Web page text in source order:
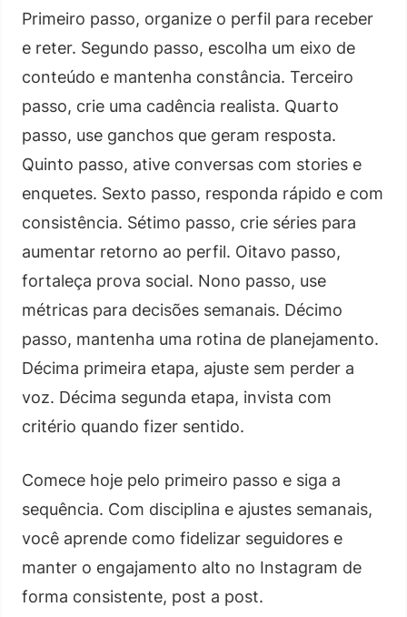
Primeiro passo, organize o perfil para receber
e reter. Segundo passo, escolha um eixo de
conteúdo e mantenha constância. Terceiro
passo, crie uma cadência realista. Quarto
passo, use ganchos que geram resposta.
Quinto passo, ative conversas com stories e
enquetes. Sexto passo, responda rápido e com
consistência. Sétimo passo, crie séries para
aumentar retorno ao perfil. Oitavo passo,
fortaleça prova social. Nono passo, use
métricas para decisões semanais. Décimo
passo, mantenha uma rotina de planejamento.
Décima primeira etapa, ajuste sem perder a
voz. Décima segunda etapa, invista com
critério quando fizer sentido.
Comece hoje pelo primeiro passo e siga a
sequência. Com disciplina e ajustes semanais,
você aprende como fidelizar seguidores e
manter o engajamento alto no Instagram de
forma consistente, post a post.